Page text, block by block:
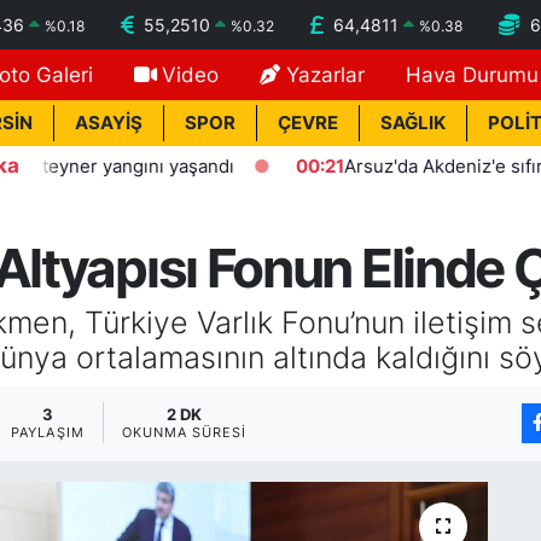
%0.18 55,2510 %0.32 64,4811 %0.38
Galeri Video Yazarlar Hava Durumu
ASAYİŞ SPOR ÇEVRE SAĞLIK
yangını yaşandı 00:21 Arsuz'da Akdeniz'e sıfır polis
Fonun Elinde
Türkiye Varlık Fonu’nun iletişim
ortalamasının altında kaldığını
3
PAYLAŞIM
2 DK
OKUNMA SÜRESI